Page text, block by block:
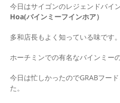
今日はサイゴンのレジェンドバイン
Hoa(バインミーフインホア）
多和店長もよく知っている味です。
ホーチミンでの有名なバインミーの
今日は忙しかったのでGRABフー
た。